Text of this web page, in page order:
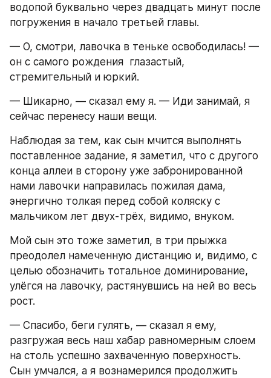
водопой буквально через двадцать минут после
погружения в начало третьей главы.
— О, смотри, лавочка в теньке освободилась! —
он с самого рождения  глазастый,
стремительный и юркий.
— Шикарно, — сказал ему я. — Иди занимай, я
сейчас перенесу наши вещи.
Наблюдая за тем, как сын мчится выполнять
поставленное задание, я заметил, что с другого
конца аллеи в сторону уже забронированной
нами лавочки направилась пожилая дама,
энергично толкая перед собой коляску с
мальчиком лет двух-трёх, видимо, внуком.
Мой сын это тоже заметил, в три прыжка
преодолел намеченную дистанцию и, видимо, с
целью обозначить тотальное доминирование,
улёгся на лавочку, растянувшись на ней во весь
рост.
— Спасибо, беги гулять, — сказал я ему,
разгружая весь наш хабар равномерным слоем
на столь успешно захваченную поверхность.
Сын умчался, а я вознамерился продолжить